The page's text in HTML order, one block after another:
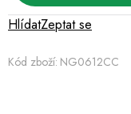
Kód zboží: NG0612CC
Zeptat se
Hlídat